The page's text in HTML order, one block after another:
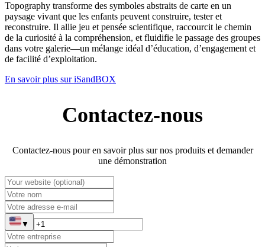
Topography transforme des symboles abstraits de carte en un
paysage vivant que les enfants peuvent construire, tester et
reconstruire. Il allie jeu et pensée scientifique, raccourcit le chemin
de la curiosité à la compréhension, et fluidifie le passage des groupes
dans votre galerie—un mélange idéal d’éducation, d’engagement et
de facilité d’exploitation.
En savoir plus sur iSandBOX
Contactez-nous
Contactez-nous pour en savoir plus sur nos produits et demander
une démonstration
▼